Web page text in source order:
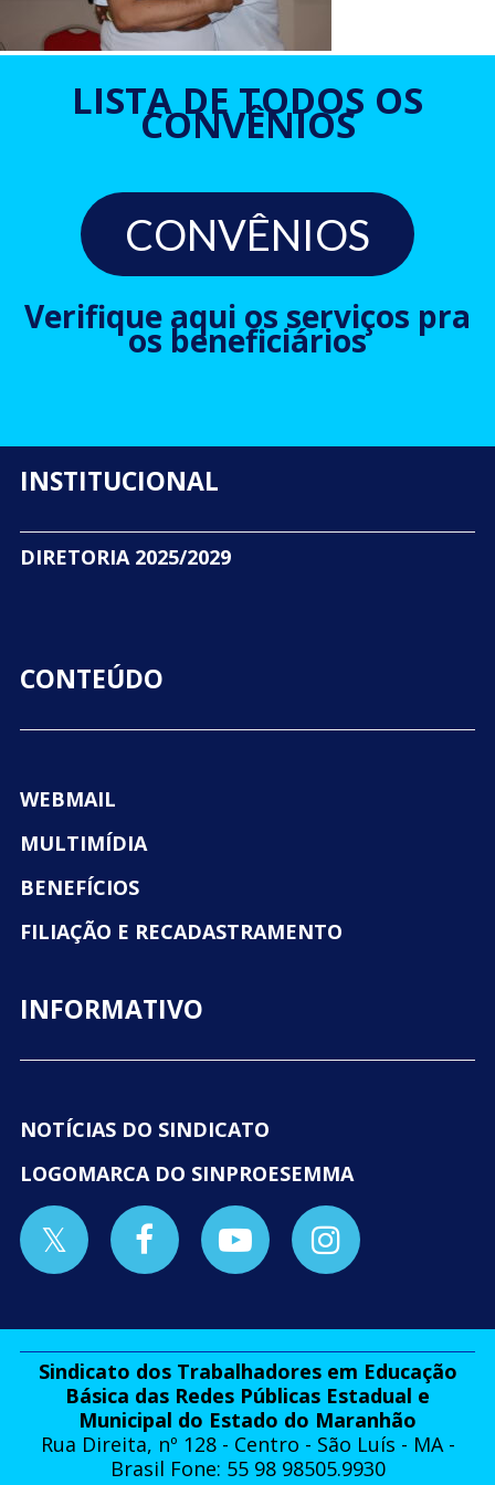
LISTA DE TODOS OS
CONVÊNIOS
CONVÊNIOS
Verifique aqui os serviços pra
os beneficiários
INSTITUCIONAL
DIRETORIA 2025/2029
CONTEÚDO
WEBMAIL
MULTIMÍDIA
BENEFÍCIOS
FILIAÇÃO E RECADASTRAMENTO
INFORMATIVO
NOTÍCIAS DO SINDICATO
LOGOMARCA DO SINPROESEMMA
Sindicato dos Trabalhadores em Educação
Básica das Redes Públicas Estadual e
Municipal do Estado do Maranhão
Rua Direita, nº 128 - Centro - São Luís - MA -
Brasil Fone: 55 98 98505.9930